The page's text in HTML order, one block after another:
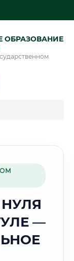
ОБРАЗОВАНИЕ
—